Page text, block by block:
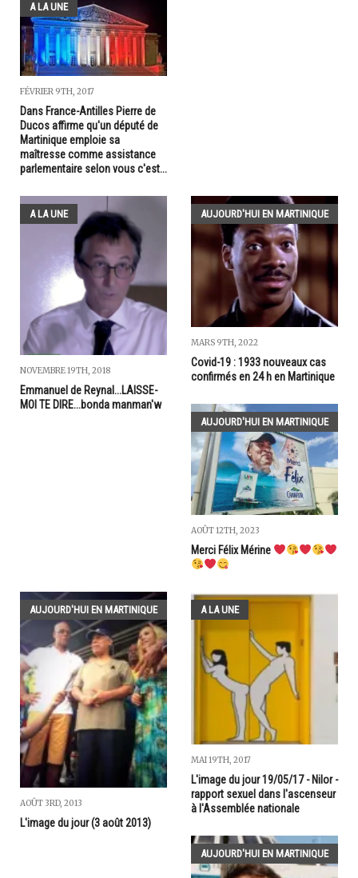
A LA UNE
FÉVRIER 9TH, 2017
Dans France-Antilles Pierre de
Ducos affirme qu'un député de
Martinique emploie sa
maîtresse comme assistance
parlementaire selon vous c'est...
A LA UNE
NOVEMBRE 19TH, 2018
Emmanuel de Reynal...LAISSE-
MOI TE DIRE...bonda manman'w
AUJOURD'HUI EN MARTINIQUE
MARS 9TH, 2022
Covid-19 : 1933 nouveaux cas
confirmés en 24 h en Martinique
AUJOURD'HUI EN MARTINIQUE
AOÛT 12TH, 2023
Merci Félix Mérine
AUJOURD'HUI EN MARTINIQUE
AOÛT 3RD, 2013
L'image du jour (3 août 2013)
A LA UNE
MAI 19TH, 2017
L'image du jour 19/05/17 - Nilor -
rapport sexuel dans l'ascenseur
à l'Assemblée nationale
AUJOURD'HUI EN MARTINIQUE